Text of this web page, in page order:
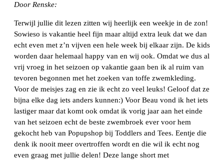
Door Renske:
Terwijl jullie dit lezen zitten wij heerlijk een weekje in de zon!
Sowieso is vakantie heel fijn maar altijd extra leuk dat we dan
echt even met z’n vijven een hele week bij elkaar zijn. De kids
worden daar helemaal happy van en wij ook. Omdat we dus al
vrij vroeg in het seizoen op vakantie gaan ben ik al ruim van
tevoren begonnen met het zoeken van toffe zwemkleding.
Voor de meisjes zag en zie ik echt zo veel leuks! Geloof dat ze
bijna elke dag iets anders kunnen:) Voor Beau vond ik het iets
lastiger maar dat komt ook omdat ik vorig jaar aan het einde
van het seizoen echt de beste zwembroek ever voor hem
gekocht heb van Popupshop bij Toddlers and Tees. Eentje die
denk ik nooit meer overtroffen wordt en die wil ik echt nog
even graag met jullie delen! Deze lange short met